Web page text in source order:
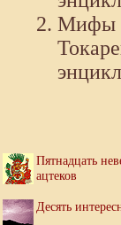
Мифы
Пятнадцать
ацтеков
Десять